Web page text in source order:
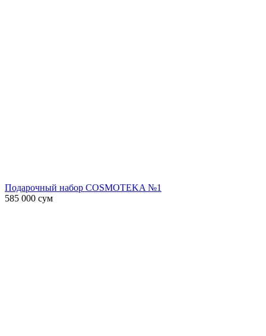
Подарочный набор COSMOTEKA №1
585 000 сум